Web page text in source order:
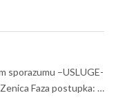
sporazumu –USLUGE-
Faza postupka: …